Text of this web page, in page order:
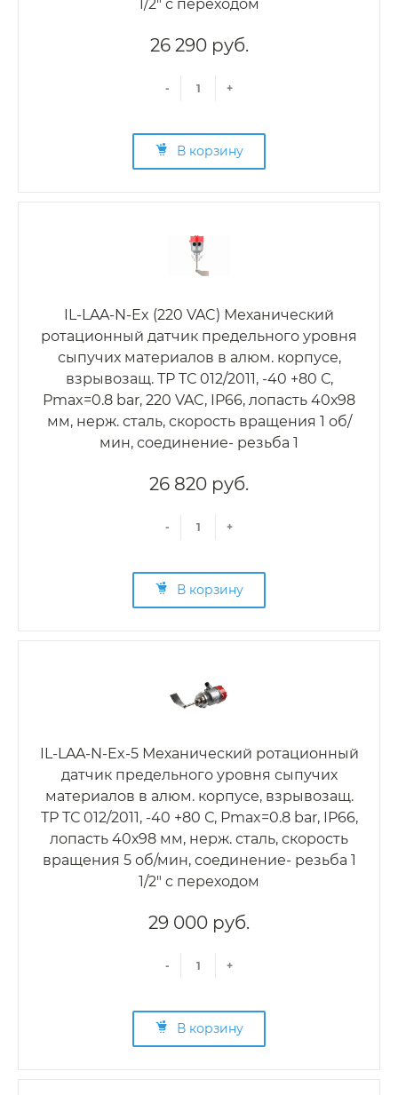
1/2" с переходом
26 290 руб.
- +
В корзину
IL-LAA-N-Ex (220 VAC) Механический
ротационный датчик предельного уровня
сыпучих материалов в алюм. корпусе,
взрывозащ. ТР ТС 012/2011, -40 +80 С,
Рmax=0.8 bar, 220 VAC, IP66, лопасть 40х98
мм, нерж. сталь, скорость вращения 1 об/
мин, соединение- резьба 1
26 820 руб.
- +
В корзину
IL-LAA-N-Ex-5 Механический ротационный
датчик предельного уровня сыпучих
материалов в алюм. корпусе, взрывозащ.
ТР ТС 012/2011, -40 +80 С, Рmax=0.8 bar, IP66,
лопасть 40х98 мм, нерж. сталь, скорость
вращения 5 об/мин, соединение- резьба 1
1/2" с переходом
29 000 руб.
- +
В корзину